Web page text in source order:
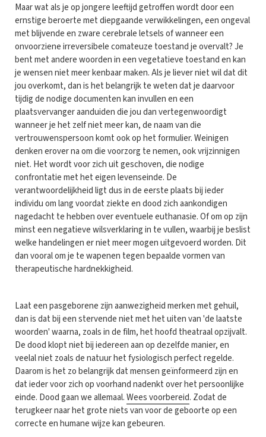
Maar wat als je op jongere leeftijd getroffen wordt door een
ernstige beroerte met diepgaande verwikkelingen, een ongeval
met blijvende en zware cerebrale letsels of wanneer een
onvoorziene irreversibele comateuze toestand je overvalt? Je
bent met andere woorden in een vegetatieve toestand en kan
je wensen niet meer kenbaar maken. Als je liever niet wil dat dit
jou overkomt, dan is het belangrijk te weten dat je daarvoor
tijdig de nodige documenten kan invullen en een
plaatsvervanger aanduiden die jou dan vertegenwoordigt
wanneer je het zelf niet meer kan, de naam van die
vertrouwenspersoon komt ook op het formulier. Weinigen
denken erover na om die voorzorg te nemen, ook vrijzinnigen
niet. Het wordt voor zich uit geschoven, die nodige
confrontatie met het eigen levenseinde. De
verantwoordelijkheid ligt dus in de eerste plaats bij ieder
individu om lang voordat ziekte en dood zich aankondigen
nagedacht te hebben over eventuele euthanasie. Of om op zijn
minst een negatieve wilsverklaring in te vullen, waarbij je beslist
welke handelingen er niet meer mogen uitgevoerd worden. Dit
dan vooral om je te wapenen tegen bepaalde vormen van
therapeutische hardnekkigheid.
Laat een pasgeborene zijn aanwezigheid merken met gehuil,
dan is dat bij een stervende niet met het uiten van 'de laatste
woorden' waarna, zoals in de film, het hoofd theatraal opzijvalt.
De dood klopt niet bij iedereen aan op dezelfde manier, en
veelal niet zoals de natuur het fysiologisch perfect regelde.
Daarom is het zo belangrijk dat mensen geïnformeerd zijn en
dat ieder voor zich op voorhand nadenkt over het persoonlijke
einde. Dood gaan we allemaal.Wees voorbereid. Zodat de
terugkeer naar het grote niets van voor de geboorte op een
correcte en humane wijze kan gebeuren.